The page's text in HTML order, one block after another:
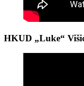
HKUD „Luke“